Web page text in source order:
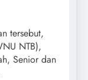
tersebut,
NTB),
Senior dan